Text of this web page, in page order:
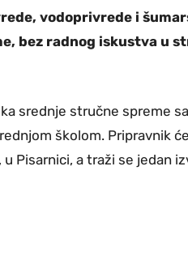
vodoprivrede i
bez radnog iskustva u
srednje stručne spreme
školom. Pripravnik
Pisarnici, a traži se jedan